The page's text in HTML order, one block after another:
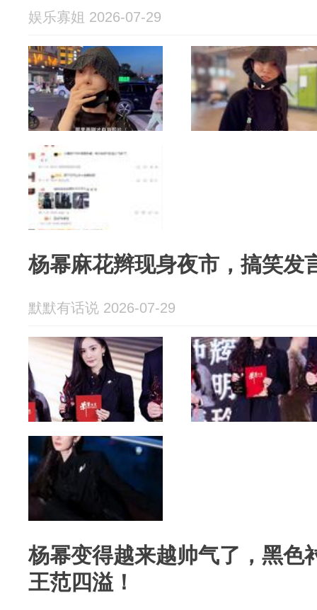
娱乐寡姐 2026-07-29
杨幂麻花辫现身夜市，搞笑发
默默有话说 2026-07-29
杨幂变得越来越帅气了，黑色
王范四溢！